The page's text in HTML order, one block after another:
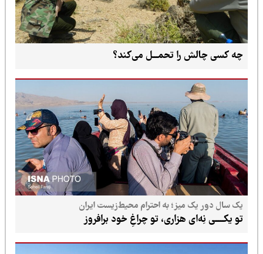
چه کسی چالش را تحمـــل می‌کند؟
یک سال دور یک میز؛ به احترام محیط‌زیست ایران
تو یکـــــی نِه‌ای هزاری، تو چراغِ خود برافروز